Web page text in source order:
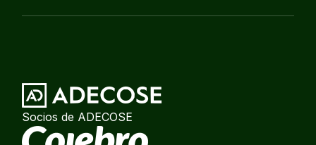
Socios de ADECOSE